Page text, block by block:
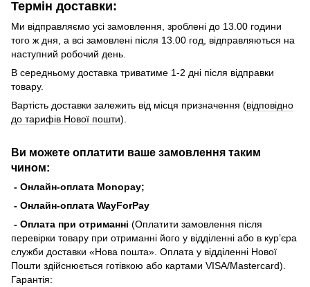
Термін доставки:
Ми відправляємо усі замовлення, зроблені до 13.00 години
того ж дня, а всі замовлені після 13.00 год, відправляються на
наступний робочий день.
В середньому доставка триватиме 1-2 дні після відправки
товару.
Вартість доставки залежить від місця призначення (відповідно
до тарифів Нової пошти).
Ви можете оплатити ваше замовлення таким
чином:
- Онлайн-оплата Monopay;
- Онлайн-оплата WayForPay
- Оплата при отриманні (Оплатити замовлення після
перевірки товару при отриманні його у відділенні або в кур’єра
служби доставки «Нова пошта». Оплата у відділенні Нової
Пошти здійснюється готівкою або картами VISA/Mastercard).
Гарантія: